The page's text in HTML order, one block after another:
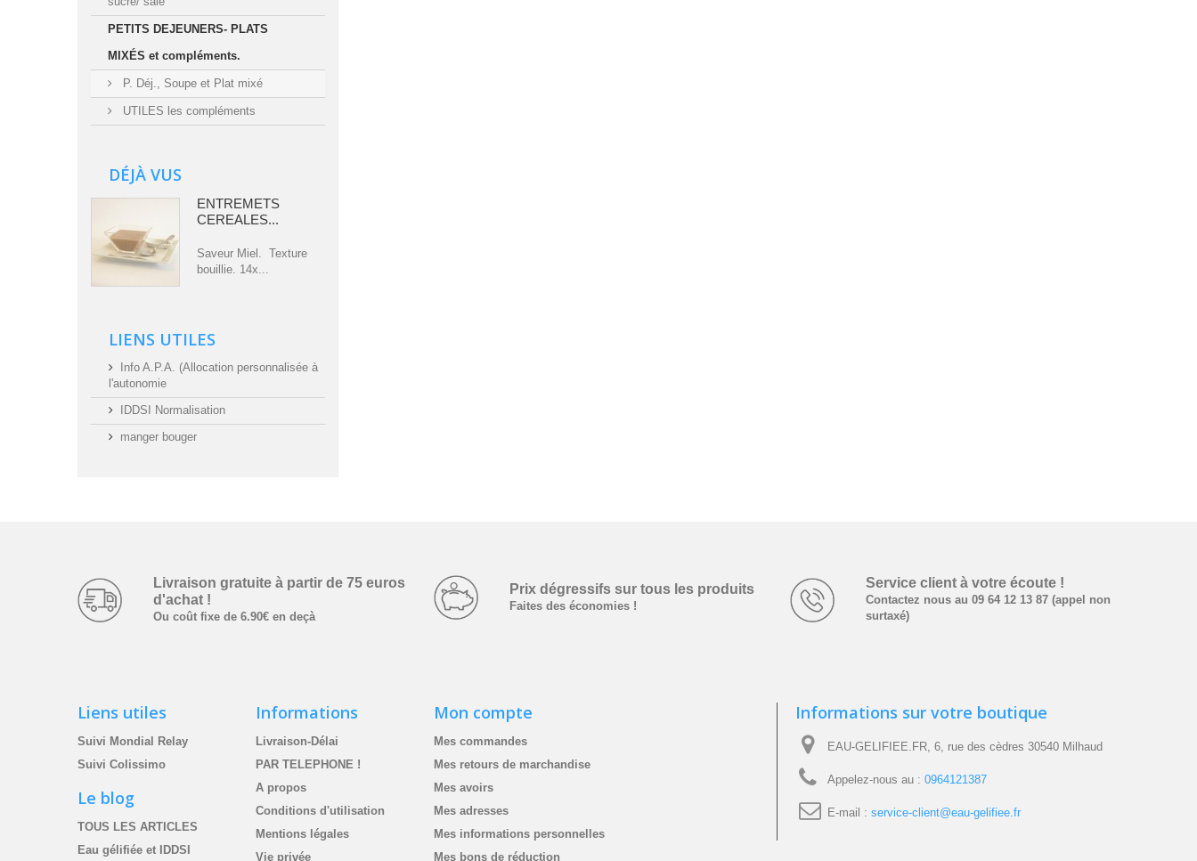
PETITS DEJEUNERS- PLATS
MIXÉS et compléments.
P. Déj., Soupe et Plat mixé
UTILES les compléments
DÉJÀ VUS
ENTREMETS
CEREALES...
Saveur Miel. Texture
bouillie. 14x...
LIENS UTILES
Info A.P.A. (Allocation personnalisée à
l'autonomie
IDDSI Normalisation
manger bouger
Livraison gratuite à partir­ de ­75 euros
d'achat !
Ou coût fixe de 6.90€ en deçà
Prix dégressifs ­sur tous les produits
Faites des économies !
Service client à votre écoute !
Contactez nous au 09 64 12 13 87 (appel non
surtaxé)
Liens utiles
Suivi Mondial Relay
Suivi Colissimo
Le blog
TOUS LES ARTICLES
Eau gélifiée et IDDSI
Informations
Livraison-Délai
PAR TELEPHONE !
A propos
Conditions d'utilisation
Mentions légales
Vie privée
Mon compte
Mes commandes
Mes retours de marchandise
Mes avoirs
Mes adresses
Mes informations personnelles
Mes bons de réduction
Informations sur votre boutique
EAU-GELIFIEE.FR, 6, rue des cèdres 30540 Milhaud
Appelez-nous au : 0964121387
E-mail : service-client@eau-gelifiee.fr